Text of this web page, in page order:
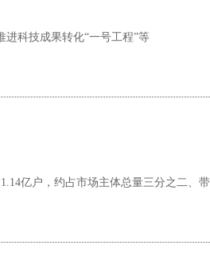
进科技成果转化“一号工程”等
亿户，约占市场主体总量三分之二、带